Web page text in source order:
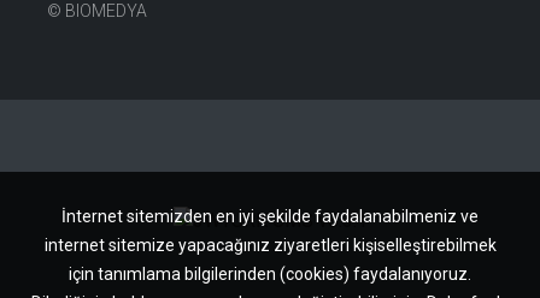
İnternet sitemizden en iyi şekilde faydalanabilmeniz ve
internet sitemize yapacağınız ziyaretleri kişiselleştirebilmek
için tanımlama bilgilerinden (cookies) faydalanıyoruz.
© BIOMEDYA